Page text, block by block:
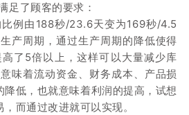
足了顾客的要求：
例由188秒/23.6天变为169秒/4.5
产周期，通过生产周期的降低使得
了5倍以上，这样可以大量减少库
味着流动资金、财务成本、产品损
低，也就意味着利润的提高，试想
而通过改进就可以实现。